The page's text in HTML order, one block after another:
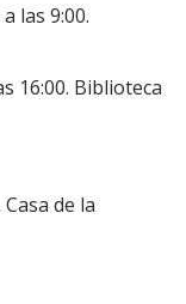
las 9:00.
16:00. Biblioteca
de la